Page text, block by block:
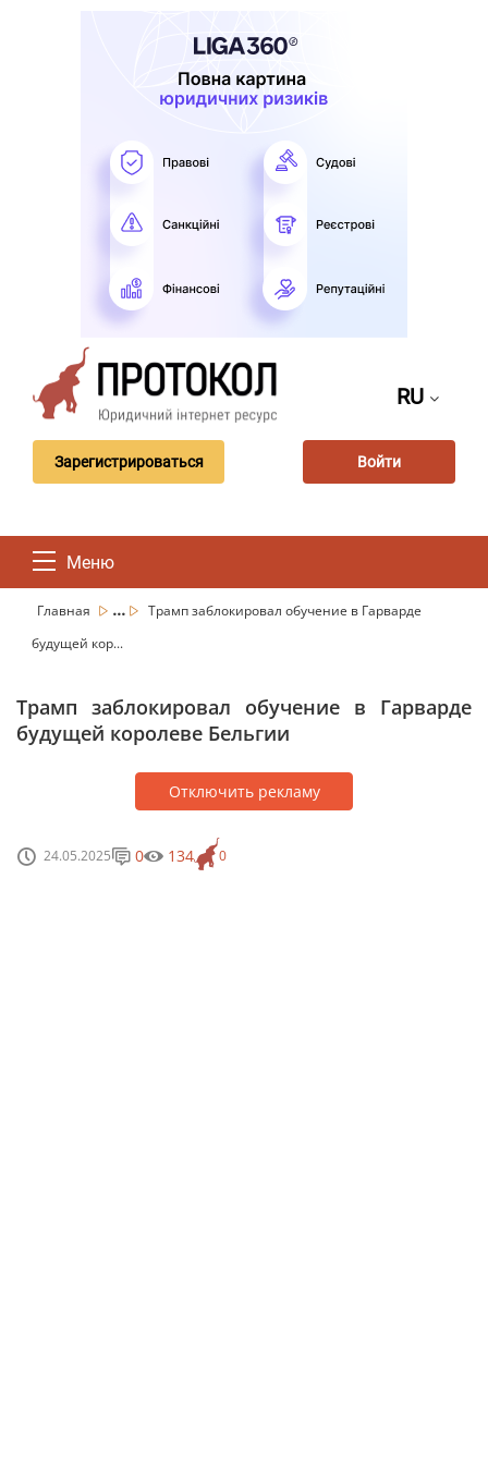
RU
Зарегистрироваться Войти
Меню
Главная ...
Трамп заблокировал обучение в Гарварде
будущей кор...
Трамп заблокировал обучение в Гарварде
будущей королеве Бельгии
Отключить рекламу
24.05.2025 0
0 134